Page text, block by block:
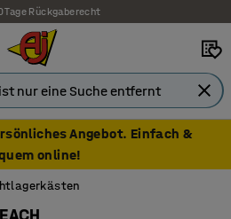
Tage Rückgaberecht
Angebot. Einfach &
online!